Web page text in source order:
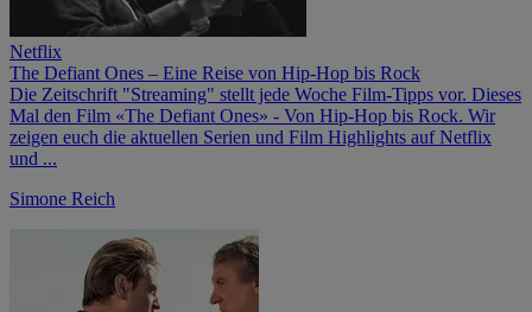
Netflix
The Defiant Ones – Eine Reise von Hip-Hop bis Rock
Die Zeitschrift "Streaming" stellt jede Woche Film-Tipps vor. Dieses
Mal den Film «The Defiant Ones» - Von Hip-Hop bis Rock. Wir
zeigen euch die aktuellen Serien und Film Highlights auf Netflix
und ...
Simone Reich